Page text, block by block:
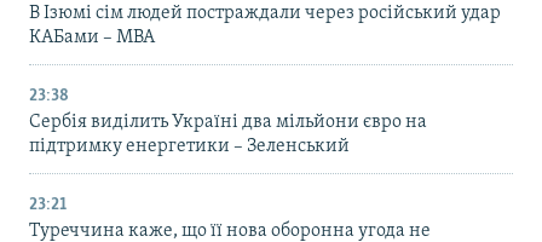
В Ізюмі сім людей постраждали через російський удар
КАБами – МВА
23:38
Сербія виділить Україні два мільйони євро на
підтримку енергетики – Зеленський
23:21
Туреччина каже, що її нова оборонна угода не